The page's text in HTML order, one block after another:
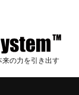
来の力を引き出す